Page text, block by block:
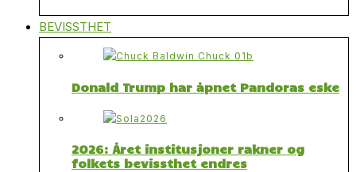
BEVISSTHET
Donald Trump har åpnet Pandoras eske
2026: Året institusjoner rakner og
folkets bevissthet endres